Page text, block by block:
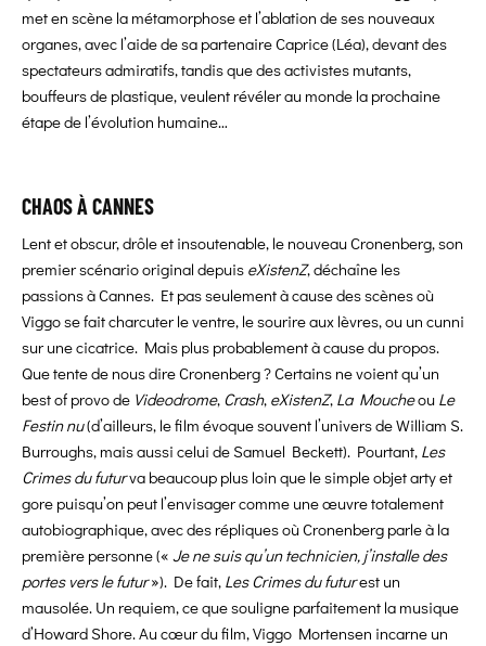
met en scène la métamorphose et l’ablation de ses nouveaux
organes, avec l’aide de sa partenaire Caprice (Léa), devant des
spectateurs admiratifs, tandis que des activistes mutants,
bouffeurs de plastique, veulent révéler au monde la prochaine
étape de l’évolution humaine…
CHAOS À CANNES
Lent et obscur, drôle et insoutenable, le nouveau Cronenberg, son
premier scénario original depuis eXistenZ, déchaîne les
passions à Cannes. Et pas seulement à cause des scènes où
Viggo se fait charcuter le ventre, le sourire aux lèvres, ou un cunni
sur une cicatrice. Mais plus probablement à cause du propos.
Que tente de nous dire Cronenberg ? Certains ne voient qu’un
best of provo de Videodrome, Crash, eXistenZ, La Moucheou Le
Festin nu(d’ailleurs, le film évoque souvent l’univers de William S.
Burroughs, mais aussi celui de Samuel Beckett). Pourtant, Les
Crimes du futurva beaucoup plus loin que le simple objet arty et
gore puisqu’on peut l’envisager comme une œuvre totalement
autobiographique, avec des répliques où Cronenberg parle à la
première personne (« Je ne suis qu’un technicien, j’installe des
portes vers le futur»). De fait, Les Crimes du futurest un
mausolée. Un requiem, ce que souligne parfaitement la musique
d’Howard Shore. Au cœur du film, Viggo Mortensen incarne un